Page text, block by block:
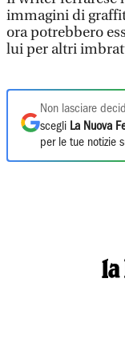
immagini di
ora potrebbero
lui per altri
Non lasciare
scegli La Nuova
per le tue notizie